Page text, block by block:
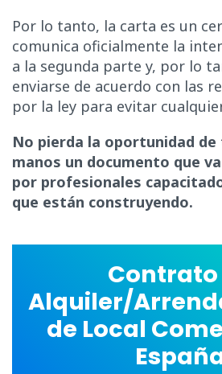
Por lo tanto, la carta es un
comunica oficialmente la
a la segunda parte y, por lo
enviarse de acuerdo con las
por la ley para evitar
No pierda la oportunidad de
manos un documento que
por profesionales
que están construyendo.
Contrato
Alquiler/
de Local